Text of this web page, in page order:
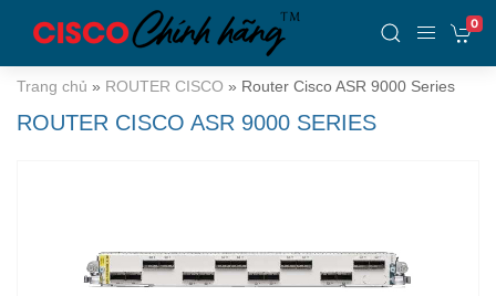
0
Trang chủ » ROUTER CISCO » Router Cisco ASR 9000 Series
ROUTER CISCO ASR 9000 SERIES